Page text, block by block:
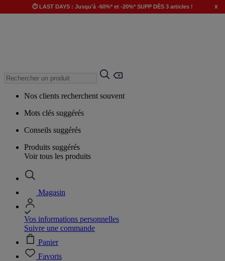
⏱️ LAST DAYS : Jusqu'à -60%* et -20%* SUPP DÈS 3 articles ! x
Nos clients recherchent souvent
Mots clés suggérés
Conseils suggérés
Produits suggérés
Voir tous les produits
Magasin
Vos informations personnelles
Suivre une commande
Panier
Favoris